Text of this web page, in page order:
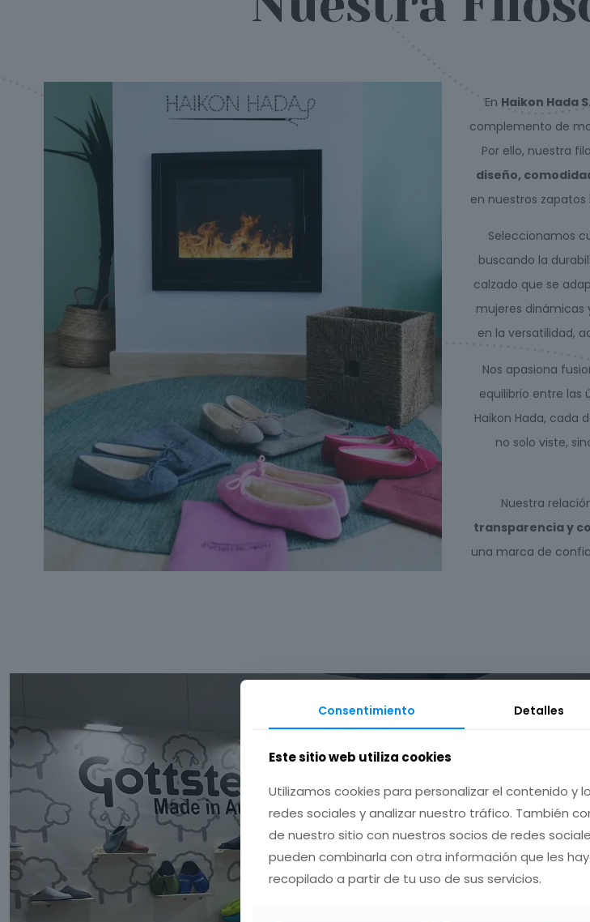
En Haikon Hada
complemento de
Por ello, nuestra
diseño,
en nuestros
Seleccionamos
buscando la
calzado que se
mujeres dinámicas
en la versatilidad,
Nos apasiona
equilibrio entre las
Haikon Hada, cada
no solo viste,
Nuestra
transparencia y
una marca de
Consentimiento Detalles
Este sitio web utiliza cookies
Utilizamos cookies para personalizar el contenido y
redes sociales y analizar nuestro tráfico. También
de nuestro sitio con nuestros socios de redes
pueden combinarla con otra información que les
recopilado a partir de tu uso de sus servicios.